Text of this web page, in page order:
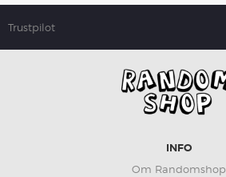
Trustpilot
INFO
Om Randomshop